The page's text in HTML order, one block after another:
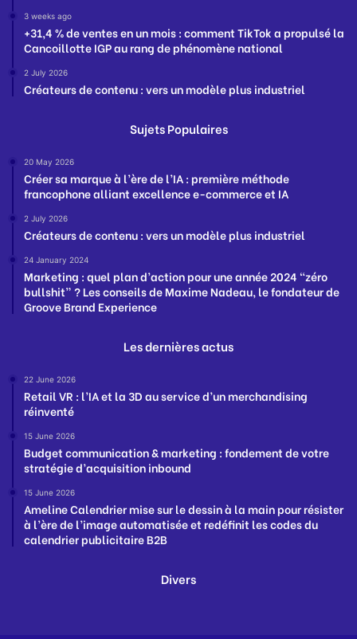
3 weeks ago
+31,4 % de ventes en un mois : comment TikTok a propulsé la
Cancoillotte IGP au rang de phénomène national
2 July 2026
Créateurs de contenu : vers un modèle plus industriel
Sujets Populaires
20 May 2026
Créer sa marque à l’ère de l’IA : première méthode
francophone alliant excellence e-commerce et IA
2 July 2026
Créateurs de contenu : vers un modèle plus industriel
24 January 2024
Marketing : quel plan d’action pour une année 2024 “zéro
bullshit” ? Les conseils de Maxime Nadeau, le fondateur de
Groove Brand Experience
Les dernières actus
22 June 2026
Retail VR : l’IA et la 3D au service d’un merchandising
réinventé
15 June 2026
Budget communication & marketing : fondement de votre
stratégie d’acquisition inbound
15 June 2026
Ameline Calendrier mise sur le dessin à la main pour résister
à l’ère de l’image automatisée et redéfinit les codes du
calendrier publicitaire B2B
Divers